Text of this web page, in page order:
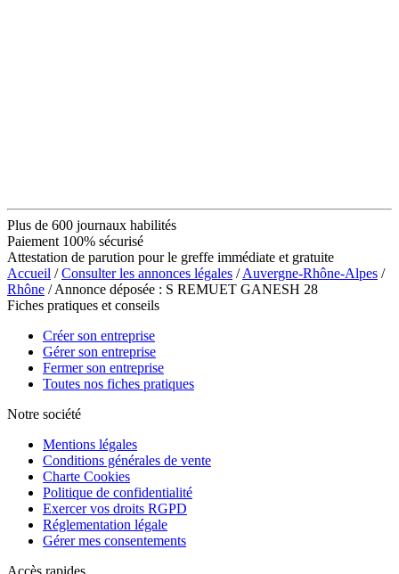
Plus de 600 journaux habilités
Paiement 100% sécurisé
Attestation de parution pour le greffe immédiate et gratuite
Accueil /Consulter les annonces légales /Auvergne-Rhône-Alpes /
Rhône / Annonce déposée : S REMUET GANESH 28
Fiches pratiques et conseils
Créer son entreprise
Gérer son entreprise
Fermer son entreprise
Toutes nos fiches pratiques
Notre société
Mentions légales
Conditions générales de vente
Charte Cookies
Politique de confidentialité
Exercer vos droits RGPD
Réglementation légale
Gérer mes consentements
Accès rapides